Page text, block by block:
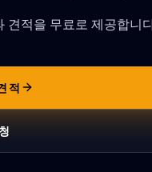
견적을 무료로 제공합니
적